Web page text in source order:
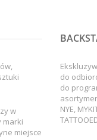
w
marki
miejsce
do
do
NYE,